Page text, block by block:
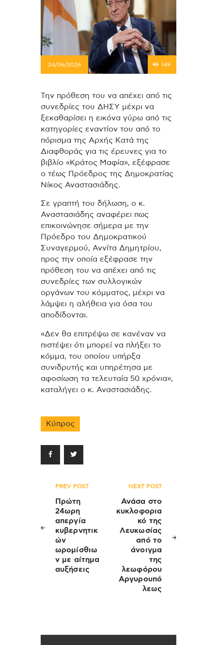
24/06/2026 149
Την πρόθεση του να απέχει από τις
συνεδρίες του ΔΗΣΥ μέχρι να
ξεκαθαρίσει η εικόνα γύρω από τις
κατηγορίες εναντίον του από το
πόρισμα της Αρχής Κατά της
Διαφθοράς για τις έρευνες για το
βιβλίο «Κράτος Μαφία», εξέφρασε
ο τέως Πρόεδρος της Δημοκρατίας
Νίκος Αναστασιάδης.
Σε γραπτή του δήλωση, ο κ.
Αναστασιάδης αναφέρει πως
επικοινώνησε σήμερα με την
Πρόεδρο του Δημοκρατικού
Συναγερμού, Αννίτα Δημητρίου,
προς την οποία εξέφρασε την
πρόθεση του να απέχει από τις
συνεδρίες των συλλογικών
οργάνων του κόμματος, μέχρι να
λάμψει η αλήθεια για όσα του
αποδίδονται.
«Δεν θα επιτρέψω σε κανέναν να
πιστέψει ότι μπορεί να πλήξει το
κόμμα, του οποίου υπήρξα
συνιδρυτής και υπηρέτησα με
αφοσίωση τα τελευταία 50 χρόνια»,
καταλήγει ο κ. Αναστασιάδης.
Κύπρος
Πλοήγηση
άρθρων
PREV POST
Πρώτη
24ωρη
απεργία
κυβερνητικ
ών
ωρομίσθιω
ν με αίτημα
αυξήσεις
NEXT POST
Ανάσα στο
κυκλοφορια
κό της
Λευκωσίας
από το
άνοιγμα
της
λεωφόρου
Αργυρουπό
λεως